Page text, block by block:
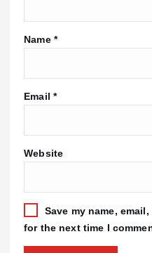
Name *
Email *
Website
Save my name,
for the next time I